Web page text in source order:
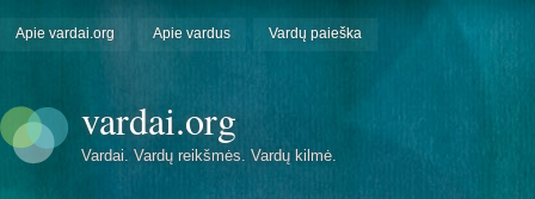
Apie vardai.org Apie vardus Vardų paieška
vardai.org
Vardai. Vardų reikšmės. Vardų kilmė.